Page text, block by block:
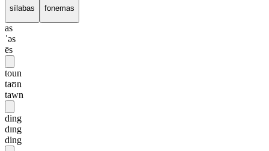
sílabas fonemas
as
ˈəs
ēs
toun
taʊn
tawn
ding
dɪng
ding